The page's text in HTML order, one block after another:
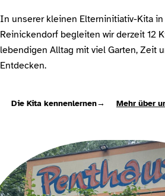
In unserer kleinen Elterninitiativ-Kita
Reinickendorf begleiten wir derzeit 12
lebendigen Alltag mit viel Garten, Zeit
Entdecken.
Die Kita kennenlernen→ Mehr über